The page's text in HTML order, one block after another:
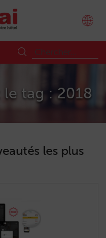
tag : 2018
les plus